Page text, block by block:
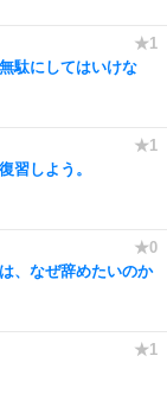
駄にしてはいけな
習しよう。
、なぜ辞めたいのか